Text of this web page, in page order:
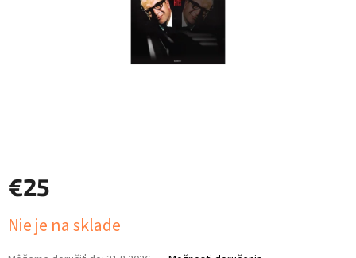
€25
cena:
Nie je na sklade